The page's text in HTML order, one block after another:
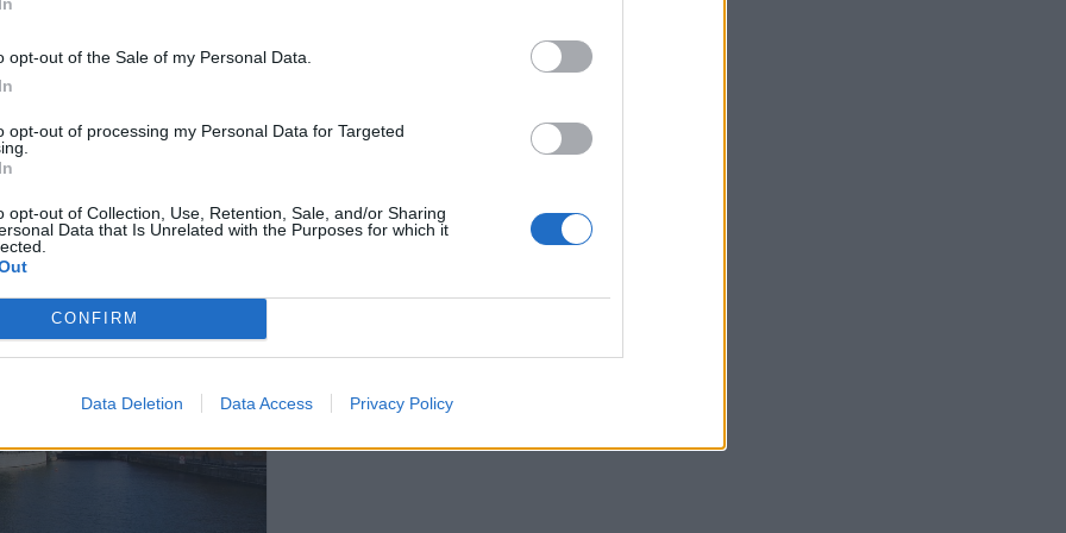
opt-out of the Sale of my Personal Data.
opt-out of processing my Personal Data for Targeted
opt-out of Collection, Use, Retention, Sale, and/or Sharing
Data that Is Unrelated with the Purposes for which it
CONFIRM
Data Deletion Data Access Privacy Policy
en lekstuga styrd av, i
han bara får styra
det enda rådande.